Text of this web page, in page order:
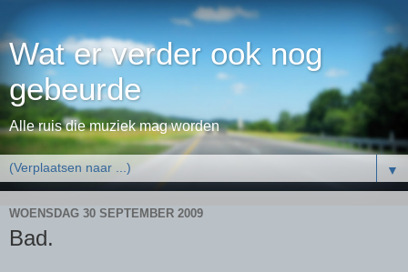
Wat er verder ook nog
gebeurde
Alle ruis die muziek mag worden
▼
WOENSDAG 30 SEPTEMBER 2009
Bad.